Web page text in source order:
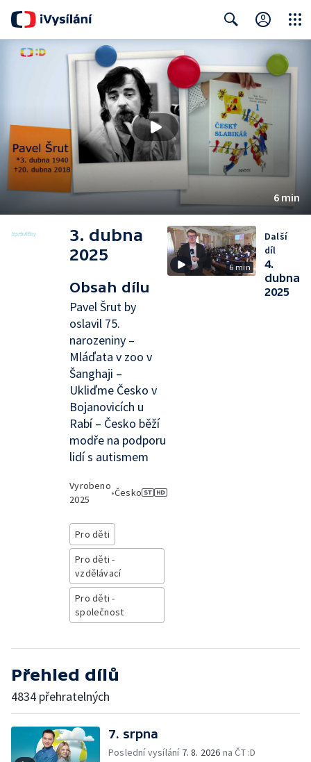
6 min
3. dubna
2025
Obsah dílu
Pavel Šrut by
oslavil 75.
narozeniny –
Mláďata v zoo v
Šanghaji –
Ukliďme Česko v
Bojanovicích u
Rabí – Česko běží
modře na podporu
lidí s autismem
Vyrobeno
2025
•Česko
Pro děti
Pro děti -
vzdělávací
Pro děti -
společnost
6 min
Další
díl
4.
dubna
2025
Přehled dílů
4834 přehratelných
7. srpna
Poslední vysílání 7. 8. 2026 na ČT :D